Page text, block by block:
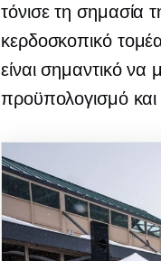
τόνισε τη σημασία
κερδοσκοπικό
είναι σημαντικό να
προϋπολογισμό και